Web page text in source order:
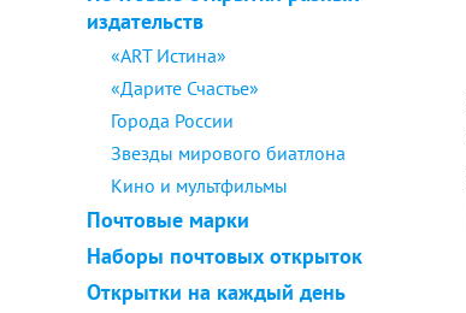
издательств
«ART Истина»
«Дарите Счастье»
Города России
Звезды мирового биатлона
Кино и мультфильмы
Почтовые марки
Наборы почтовых открыток
Открытки на каждый день